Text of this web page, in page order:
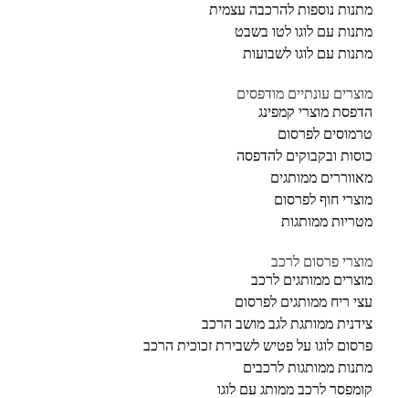
מתנות נוספות להרכבה עצמית
מתנות עם לוגו לטו בשבט
מתנות עם לוגו לשבועות
מוצרים עונתיים מודפסים
הדפסת מוצרי קמפינג
טרמוסים לפרסום
כוסות ובקבוקים להדפסה
מאווררים ממותגים
מוצרי חוף לפרסום
מטריות ממותגות
מוצרי פרסום לרכב
מוצרים ממותגים לרכב
עצי ריח ממותגים לפרסום
צידנית ממותגת לגב מושב הרכב
פרסום לוגו על פטיש לשבירת זכוכית הרכב
מתנות ממותגות לרכבים
קומפסר לרכב ממותג עם לוגו